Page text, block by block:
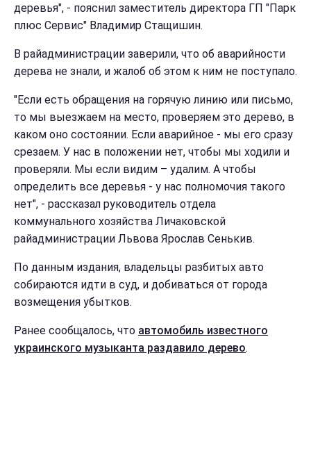
деревья", - пояснил заместитель директора ГП "Парк
плюс Сервис" Владимир Стащишин.
В райадминистрации заверили, что об аварийности
дерева не знали, и жалоб об этом к ним не поступало.
"Если есть обращения на горячую линию или письмо,
то мы выезжаем на место, проверяем это дерево, в
каком оно состоянии. Если аварийное - мы его сразу
срезаем. У нас в положении нет, чтобы мы ходили и
проверяли. Мы если видим – удалим. А чтобы
определить все деревья - у нас полномочия такого
нет", - рассказал руководитель отдела
коммунального хозяйства Личаковской
райадминистрации Львова Ярослав Сенькив.
По данным издания, владельцы разбитых авто
собираются идти в суд, и добиваться от города
возмещения убытков.
Ранее сообщалось, что автомобиль известного
украинского музыканта раздавило дерево.